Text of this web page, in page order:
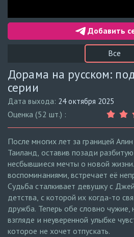
Добавить
Все
Дорама на русском:
серии
Дата выхода: 24 октября 2025
Оценка (52 шт.) :
После многих лет за границей
Таиланд, оставив позади
несбывшиеся мечты о новой
воспоминаниями, встречает её
Судьба сталкивает девушку с
детства, с которой их когда-то
дружба. Теперь обе словно
взгляде и неуверенной улыбке
которое не хочет отпускать.